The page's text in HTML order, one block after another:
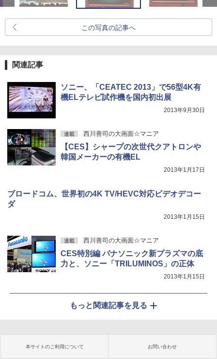
この写真の記事へ
関連記事
ソニー、「CEATEC 2013」で56型4K有
機ELテレビ試作機を国内初出展
2013年9月30日
連載 西川善司の大画面☆マニア
【CES】シャープの次世代クアトロンや
韓国メーカーの有機EL
2013年1月17日
ブロードコム、世界初の4K TV/HEVC対応ビデオデコー
ダ
2013年1月15日
連載 西川善司の大画面☆マニア
CES特別編 パナソニック新プラズマの底
力と、ソニー「TRILUMINOS」の正体
2013年1月15日
もっと関連記事を見る
本サイトのご利用について お問い合わせ